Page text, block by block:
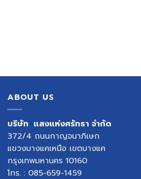
ABOUT US
บริษัท แสงแห่งศรัทธา จำกัด
372/4 ถนนกาญจนาภิเษก
แขวงบางแคเหนือ เขตบางแค
กรุงเทพมหานคร 10160
โทร. : 085-659-1459